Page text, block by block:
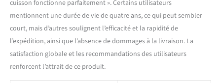
cuisson fonctionne parfaitement ». Certains utilisateurs
mentionnent une durée de vie de quatre ans, ce qui peut sembler
court, mais d’autres soulignent l’efficacité et la rapidité de
l’expédition, ainsi que l’absence de dommages à la livraison. La
satisfaction globale et les recommandations des utilisateurs
renforcent l’attrait de ce produit.